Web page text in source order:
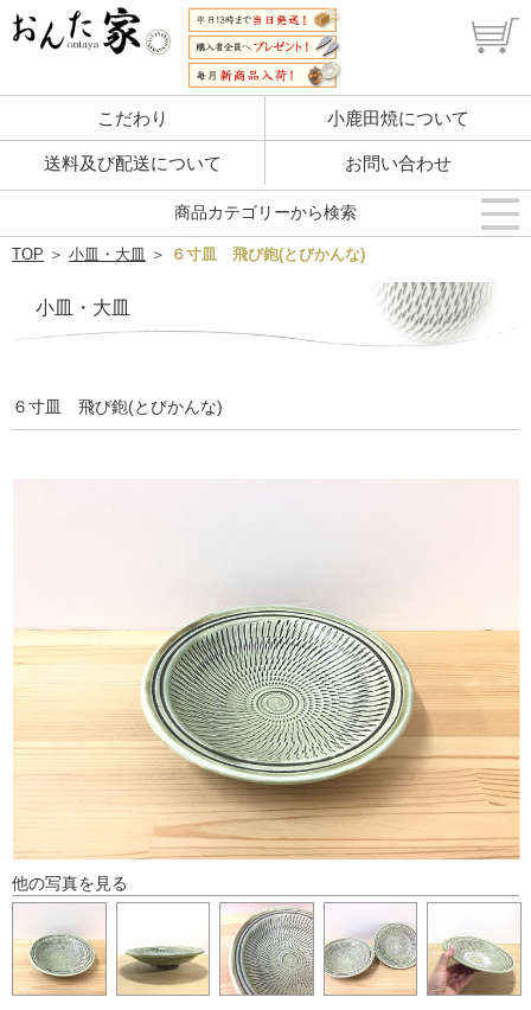
こだわり 小鹿田焼について
送料及び配送について お問い合わせ
TOP ＞ 小皿・大皿 ＞ ６寸皿 飛び鉋(とびかんな)
小皿・大皿
６寸皿 飛び鉋(とびかんな)
他の写真を見る
商品カテゴリーから検索